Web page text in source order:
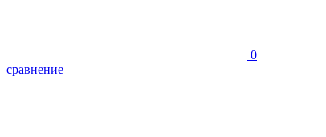
0
сравнение